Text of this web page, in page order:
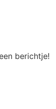
berichtje!